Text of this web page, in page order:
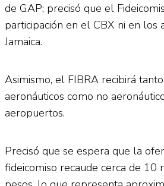
de GAP; precisó que el
participación en el CBX ni en los
Jamaica.
Asimismo, el FIBRA recibirá
aeronáuticos como no
aeropuertos.
Precisó que se espera que la
fideicomiso recaude cerca de